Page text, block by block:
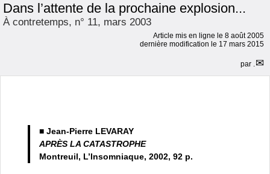
Dans l’attente de la prochaine explosion...
À contretemps, n° 11, mars 2003
Article mis en ligne le 8 août 2005
dernière modification le 17 mars 2015
par .
■ Jean-Pierre LEVARAY
APRÈS LA CATASTROPHE
Montreuil, L’Insomniaque, 2002, 92 p.